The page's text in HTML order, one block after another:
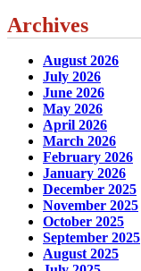
Archives
August 2026
July 2026
June 2026
May 2026
April 2026
March 2026
February 2026
January 2026
December 2025
November 2025
October 2025
September 2025
August 2025